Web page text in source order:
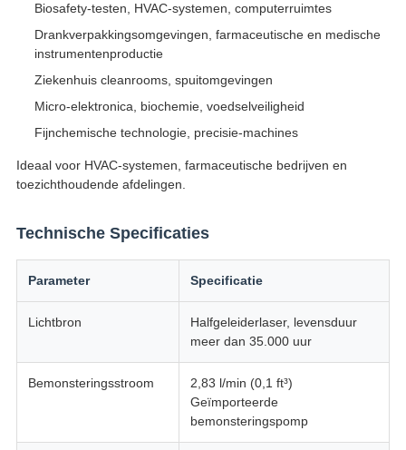
Biosafety-testen, HVAC-systemen, computerruimtes
Drankverpakkingsomgevingen, farmaceutische en medische
instrumentenproductie
Ziekenhuis cleanrooms, spuitomgevingen
Micro-elektronica, biochemie, voedselveiligheid
Fijnchemische technologie, precisie-machines
Ideaal voor HVAC-systemen, farmaceutische bedrijven en
toezichthoudende afdelingen.
Technische Specificaties
Parameter Specificatie
Lichtbron
Halfgeleiderlaser, levensduur
meer dan 35.000 uur
Bemonsteringsstroom
2,83 l/min (0,1 ft³)
Geïmporteerde
bemonsteringspomp